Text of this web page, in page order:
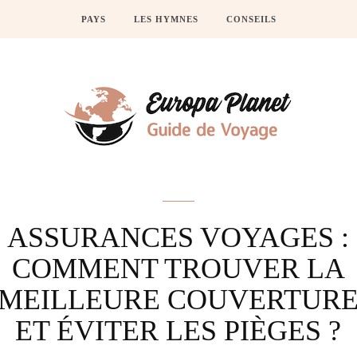
PAYS LES HYMNES CONSEILS
ASSURANCES VOYAGES :
COMMENT TROUVER LA
ET ÉVITER LES PIÈGES ?